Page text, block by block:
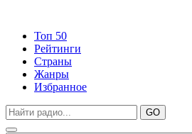
Топ 50
Рейтинги
Страны
Жанры
Избранное
GO